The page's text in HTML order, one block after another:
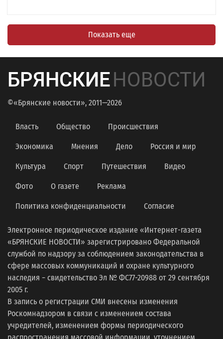
Показать еще
БРЯНСКИЕНОВОСТИ
©«Брянские новости», 2011—2026
Власть Общество Происшествия
Экономика Мнения Дело Россия и мир
Культура Спорт Путешествия Видео
Фото О газете Реклама
Политика конфиденциальности Согласие
Электронное периодическое издание «Интернет-газета
«БРЯНСКИЕ НОВОСТИ» зарегистрировано Федеральной
службой по надзору за соблюдением законодательства в
сфере массовых коммуникаций и охране культурного
наследия − свидетельство Эл № ФС77-20988 от 29 сентября
2005 г.
В запись о регистрации СМИ внесены изменения
Роскомнадзором в связи с изменением состава
учредителей, изменением формы периодического